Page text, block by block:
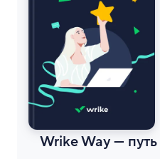
Wrike Way —